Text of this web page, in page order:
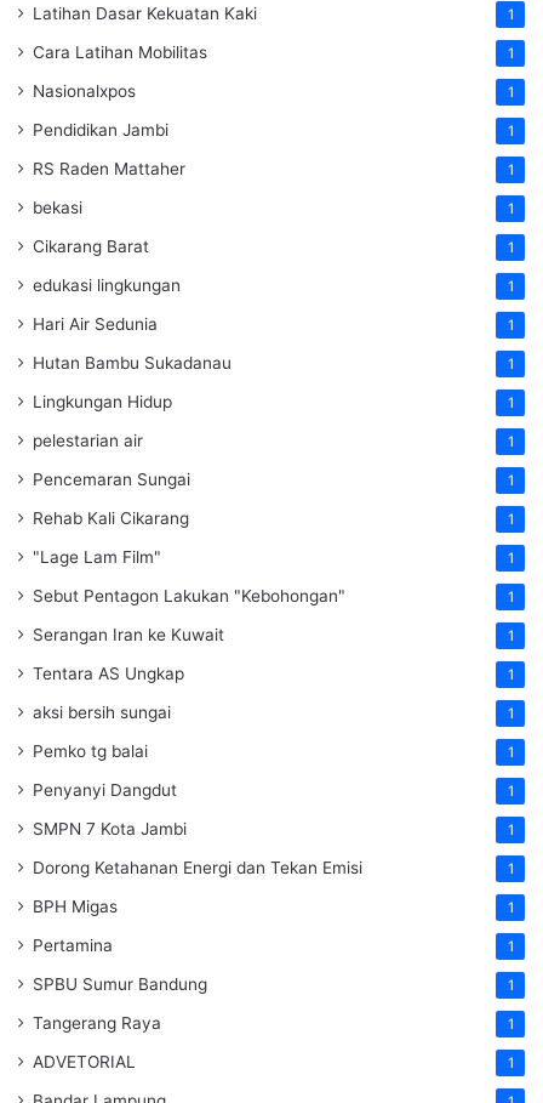
Latihan Dasar Kekuatan Kaki 1
Cara Latihan Mobilitas 1
Nasionalxpos 1
Pendidikan Jambi 1
RS Raden Mattaher 1
bekasi 1
Cikarang Barat 1
edukasi lingkungan 1
Hari Air Sedunia 1
Hutan Bambu Sukadanau 1
Lingkungan Hidup 1
pelestarian air 1
Pencemaran Sungai 1
Rehab Kali Cikarang 1
"Lage Lam Film" 1
Sebut Pentagon Lakukan "Kebohongan" 1
Serangan Iran ke Kuwait 1
Tentara AS Ungkap 1
aksi bersih sungai 1
Pemko tg balai 1
Penyanyi Dangdut 1
SMPN 7 Kota Jambi 1
Dorong Ketahanan Energi dan Tekan Emisi 1
BPH Migas 1
Pertamina 1
SPBU Sumur Bandung 1
Tangerang Raya 1
ADVETORIAL 1